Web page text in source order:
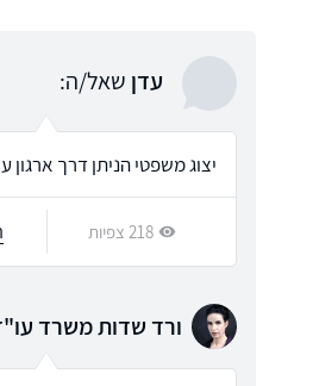
עדן שאל/ה:
יצוג משפטי הניתן דרך ארגון
218 צפיות
ורד שדות משרד